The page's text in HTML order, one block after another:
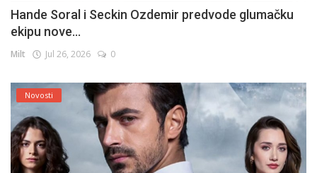
Hande Soral i Seckin Ozdemir predvode glumačku
ekipu nove...
Milt Jul 26, 2026 0
Novosti